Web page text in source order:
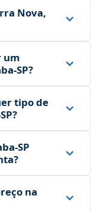
Nova,
um
tipo de
na